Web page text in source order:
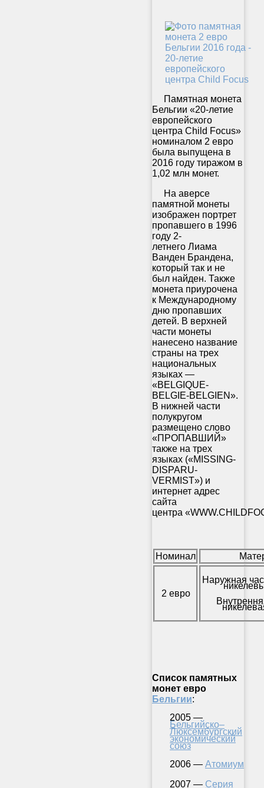
Памятная монета
Бельгии «20-летие
европейского
центра Child Focus»
номиналом 2 евро
была выпущена в
2016 году тиражом в
1,02 млн монет.
На аверсе
памятной монеты
изображен портрет
пропавшего в 1996
году 2-
летнего Лиама
Ванден Брандена,
который так и не
был найден. Также
монета приурочена
к Международному
дню пропавших
детей. В верхней
части монеты
нанесено название
страны на трех
национальных
языках —
«BELGIQUE-
BELGIE-BELGIEN».
В нижней части
полукругом
размещено слово
«ПРОПАВШИЙ»
также на трех
языках («MISSING-
DISPARU-
VERMIST») и
интернет адрес
сайта
центра
Номинал
2 евро
Наружная
Список памятных
монет евро
Бельгии:
2005 —
Бельгийско–
Люксембургский
экономический
союз
2006 — Атомиум
2007 — Серия